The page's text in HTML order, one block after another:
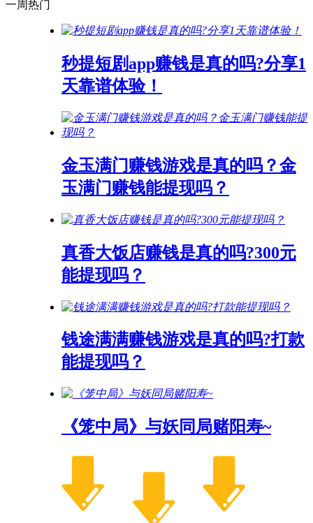
一周热门
秒提短剧app赚钱是真的吗?分享1
天靠谱体验！
金玉满门赚钱游戏是真的吗？金
玉满门赚钱能提现吗？
真香大饭店赚钱是真的吗?300元
能提现吗？
钱途满满赚钱游戏是真的吗?打款
能提现吗？
《笼中局》与妖同局赌阳寿~